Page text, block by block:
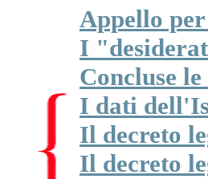
Appello
I
Concluse
I dati
Il decreto
Il decreto